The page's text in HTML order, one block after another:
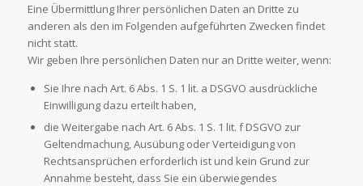
Eine Übermittlung Ihrer persönlichen Daten an Dritte zu
anderen als den im Folgenden aufgeführten Zwecken findet
nicht statt.
Wir geben Ihre persönlichen Daten nur an Dritte weiter, wenn:
Sie Ihre nach Art. 6 Abs. 1 S. 1 lit. a DSGVO ausdrückliche
Einwilligung dazu erteilt haben,
die Weitergabe nach Art. 6 Abs. 1 S. 1 lit. f DSGVO zur
Geltendmachung, Ausübung oder Verteidigung von
Rechtsansprüchen erforderlich ist und kein Grund zur
Annahme besteht, dass Sie ein überwiegendes